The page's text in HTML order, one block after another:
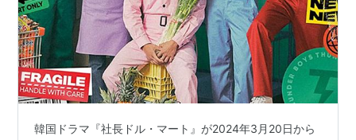
韓国ドラマ『社長ドル・マート』が2024年3月20日から